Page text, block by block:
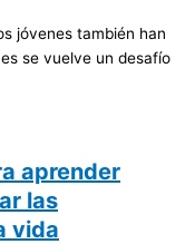
jóvenes también han
se vuelve un desafío
aprender
las
vida